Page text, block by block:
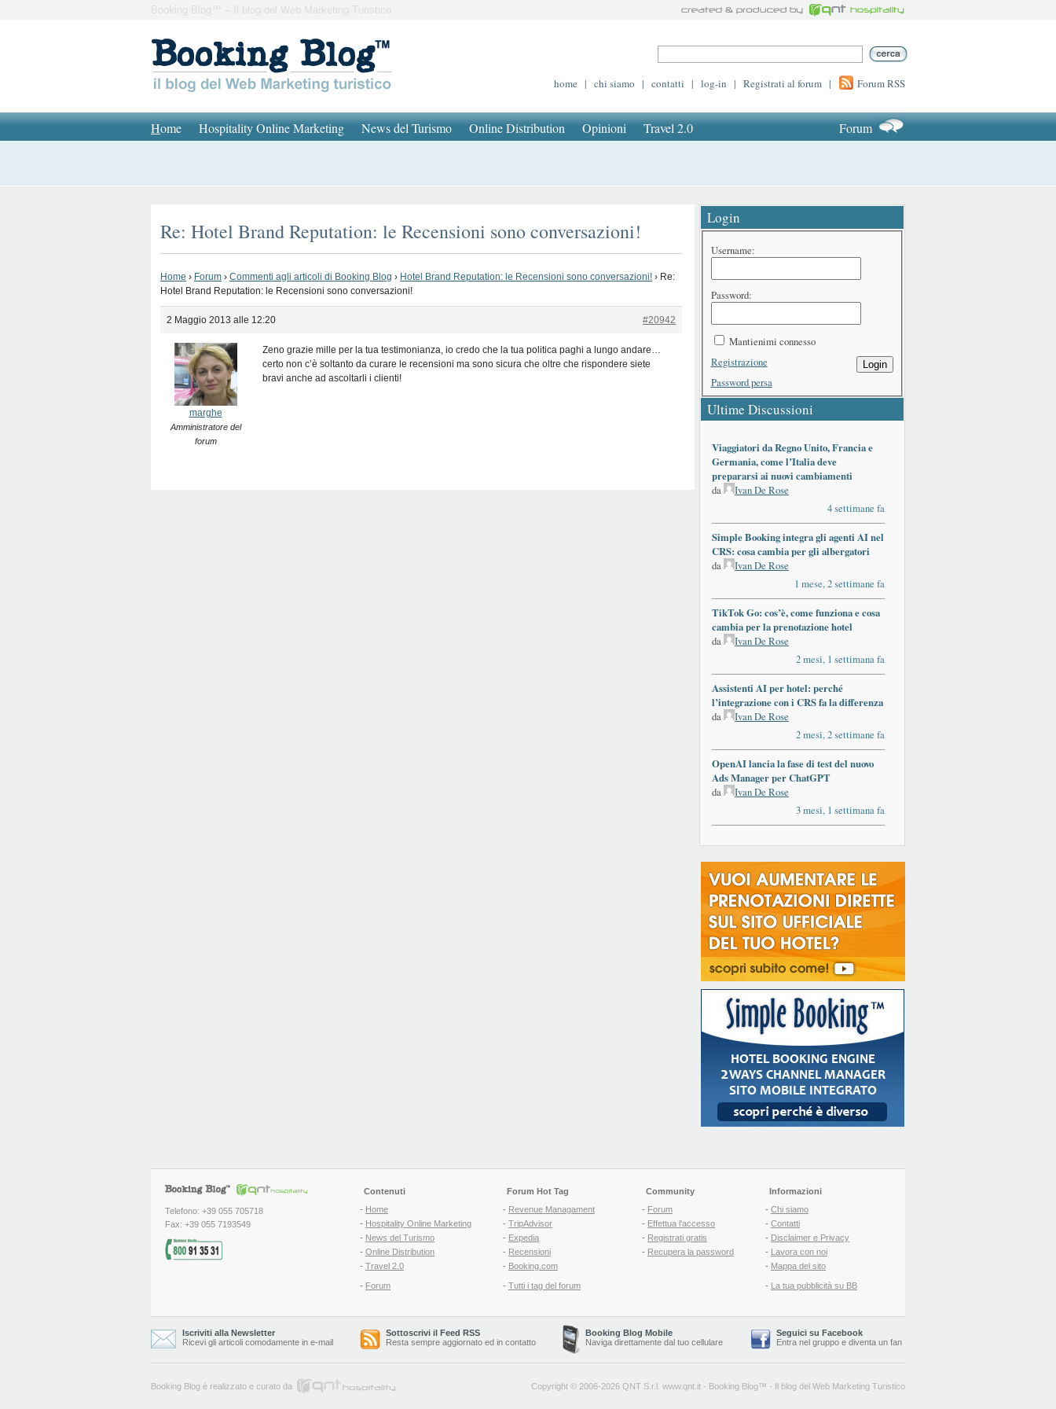
Booking Blog™ – Il blog del Web Marketing Turistico
home | chi siamo | contatti | log-in | Registrati al forum | Forum RSS
Home Hospitality Online Marketing News del Turismo Online Distribution Opinioni Travel 2.0 Forum
Re: Hotel Brand Reputation: le Recensioni sono conversazioni!
Home › Forum › Commenti agli articoli di Booking Blog › Hotel Brand Reputation: le Recensioni sono conversazioni! › Re:
Hotel Brand Reputation: le Recensioni sono conversazioni!
2 Maggio 2013 alle 12:20 #20942
marghe
Amministratore del
forum
Zeno grazie mille per la tua testimonianza, io credo che la tua politica paghi a lungo andare…
certo non c’è soltanto da curare le recensioni ma sono sicura che oltre che rispondere siete
bravi anche ad ascoltarli i clienti!
Login
Username:
Password:
Mantienimi connesso
Login
Registrazione
Password persa
Ultime Discussioni
Viaggiatori da Regno Unito, Francia e
Germania, come l’Italia deve
prepararsi ai nuovi cambiamenti
da
Ivan De Rose
4 settimane fa
Simple Booking integra gli agenti AI nel
CRS: cosa cambia per gli albergatori
da
Ivan De Rose
1 mese, 2 settimane fa
TikTok Go: cos’è, come funziona e cosa
cambia per la prenotazione hotel
da
Ivan De Rose
2 mesi, 1 settimana fa
Assistenti AI per hotel: perché
l’integrazione con i CRS fa la differenza
da
Ivan De Rose
2 mesi, 2 settimane fa
OpenAI lancia la fase di test del nuovo
Ads Manager per ChatGPT
da
Ivan De Rose
3 mesi, 1 settimana fa
Telefono: +39 055 705718
Fax: +39 055 7193549
Contenuti
- Home
- Hospitality Online Marketing
- News del Turismo
- Online Distribution
- Travel 2.0
- Forum
Forum Hot Tag
- Revenue Managament
- TripAdvisor
- Expedia
- Recensioni
- Booking.com
- Tutti i tag del forum
Community
- Forum
- Effettua l'accesso
- Registrati gratis
- Recupera la password
Informazioni
- Chi siamo
- Contatti
- Disclaimer e Privacy
- Lavora con noi
- Mappa del sito
- La tua pubblicità su BB
Iscriviti alla Newsletter
Ricevi gli articoli comodamente in e-mail
Sottoscrivi il Feed RSS
Resta sempre aggiornato ed in contatto
Booking Blog Mobile
Naviga direttamente dal tuo cellulare
Seguici su Facebook
Entra nel gruppo e diventa un fan
Booking Blog è realizzato e curato da Copyright © 2006-2026 QNT S.r.l. www.qnt.it - Booking Blog™ - Il blog del Web Marketing Turistico